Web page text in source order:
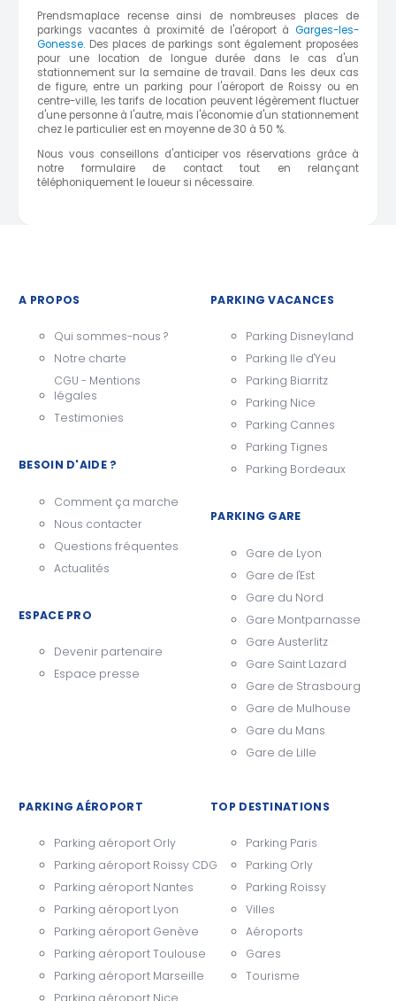
Prendsmaplace recense ainsi de nombreuses places de
parkings vacantes à proximité de l'aéroport à Garges-les-
Gonesse. Des places de parkings sont également proposées
pour une location de longue durée dans le cas d'un
stationnement sur la semaine de travail. Dans les deux cas
de figure, entre un parking pour l'aéroport de Roissy ou en
centre-ville, les tarifs de location peuvent légèrement fluctuer
d'une personne à l'autre, mais l'économie d'un stationnement
chez le particulier est en moyenne de 30 à 50 %.
Nous vous conseillons d'anticiper vos réservations grâce à
notre formulaire de contact tout en relançant
téléphoniquement le loueur si nécessaire.
A PROPOS
Qui sommes-nous ?
Notre charte
CGU - Mentions
légales
Testimonies
BESOIN D'AIDE ?
Comment ça marche
Nous contacter
Questions fréquentes
Actualités
ESPACE PRO
Devenir partenaire
Espace presse
PARKING VACANCES
Parking Disneyland
Parking Ile d'Yeu
Parking Biarritz
Parking Nice
Parking Cannes
Parking Tignes
Parking Bordeaux
PARKING GARE
Gare de Lyon
Gare de l'Est
Gare du Nord
Gare Montparnasse
Gare Austerlitz
Gare Saint Lazard
Gare de Strasbourg
Gare de Mulhouse
Gare du Mans
Gare de Lille
PARKING AÉROPORT
Parking aéroport Orly
Parking aéroport Roissy CDG
Parking aéroport Nantes
Parking aéroport Lyon
Parking aéroport Genève
Parking aéroport Toulouse
Parking aéroport Marseille
TOP DESTINATIONS
Parking Paris
Parking Orly
Parking Roissy
Villes
Aéroports
Gares
Tourisme